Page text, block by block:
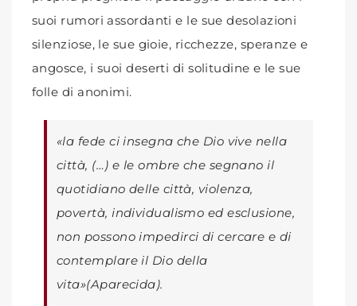
suoi rumori assordanti e le sue desolazioni
silenziose, le sue gioie, ricchezze, speranze e
angosce, i suoi deserti di solitudine e le sue
folle di anonimi.
«la fede ci insegna che Dio vive nella
città, (…) e le ombre che segnano il
quotidiano delle città, violenza,
povertà, individualismo ed esclusione,
non possono impedirci di cercare e di
contemplare il Dio della
vita»(Aparecida).